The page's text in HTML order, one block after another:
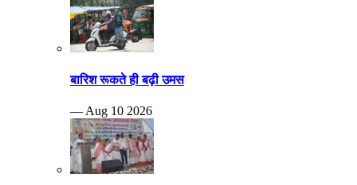
बारिश रूकते ही बढ़ी उमस
— Aug 10 2026